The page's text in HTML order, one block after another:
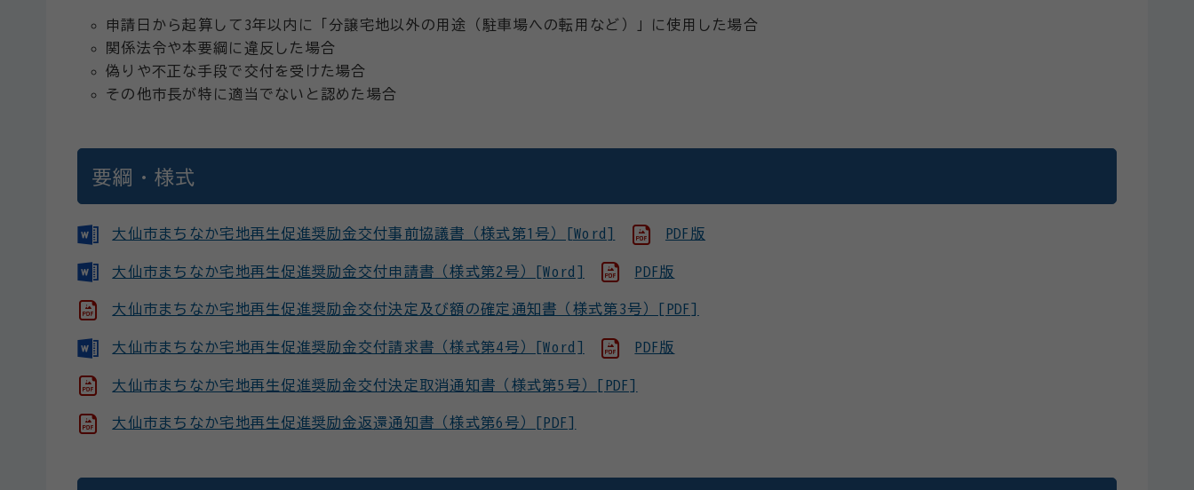
申請日から起算して3年以内に「分譲宅地以外の用途（駐車場への転用など）」に使用した場合
関係法令や本要綱に違反した場合
偽りや不正な手段で交付を受けた場合
その他市長が特に適当でないと認めた場合
要綱・様式
大仙市まちなか宅地再生促進奨励金交付事前協議書（様式第1号）[Word] PDF版
大仙市まちなか宅地再生促進奨励金交付申請書（様式第2号）[Word] PDF版
大仙市まちなか宅地再生促進奨励金交付決定及び額の確定通知書（様式第3号）[PDF]
大仙市まちなか宅地再生促進奨励金交付請求書（様式第4号）[Word] PDF版
大仙市まちなか宅地再生促進奨励金交付決定取消通知書（様式第5号）[PDF]
大仙市まちなか宅地再生促進奨励金返還通知書（様式第6号）[PDF]